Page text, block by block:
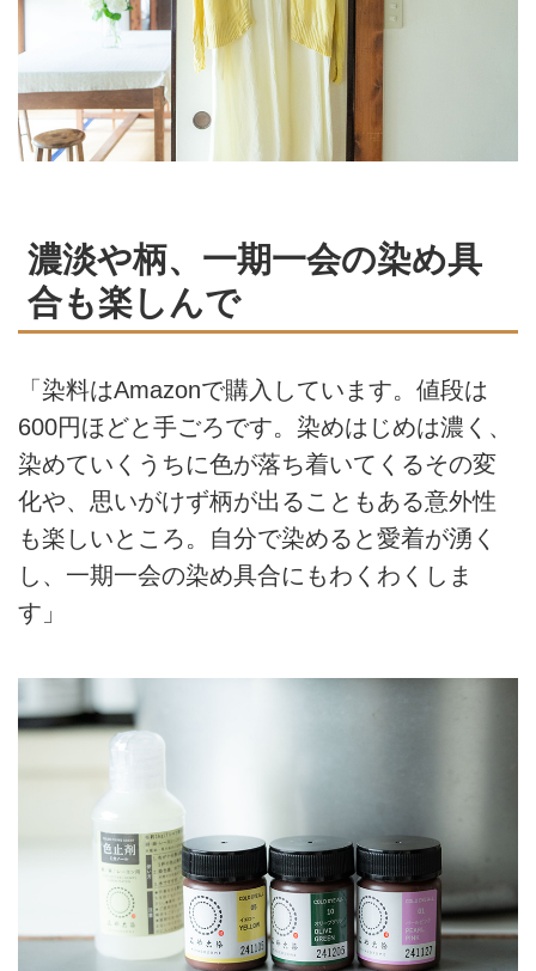
濃淡や柄、一期一会の染め具
合も楽しんで
「染料はAmazonで購入しています。値段は
600円ほどと手ごろです。染めはじめは濃く、
染めていくうちに色が落ち着いてくるその変
化や、思いがけず柄が出ることもある意外性
も楽しいところ。自分で染めると愛着が湧く
し、一期一会の染め具合にもわくわくしま
す」